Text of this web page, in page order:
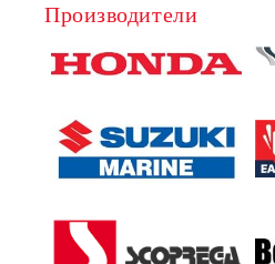
Производители